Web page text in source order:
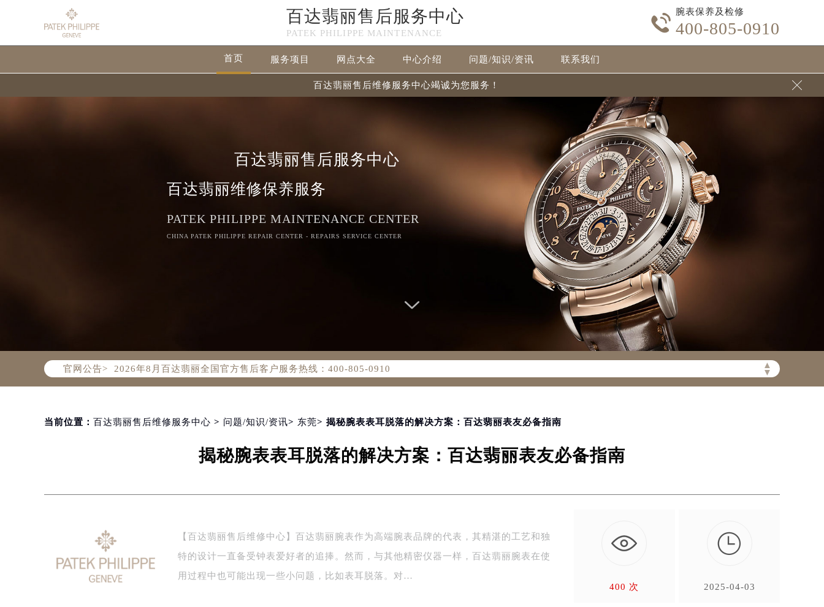
百达翡丽售后服务中心
PATEK PHILIPPE MAINTENANCE

腕表保养及检修
400-805-0910
首页 服务项目 网点大全 中心介绍 问题/知识/资讯 联系我们
百达翡丽售后维修服务中心竭诚为您服务！ 
百达翡丽售后服务中心
百达翡丽维修保养服务
PATEK PHILIPPE MAINTENANCE CENTER
CHINA PATEK PHILIPPE REPAIR CENTER - REPAIRS SERVICE CENTER
官网公告> ▲
▼
2026年8月百达翡丽全国官方售后客户服务热线：400-805-0910
百达翡丽官方全国统一服务热线400-805-0910，服务覆盖中国大陆、香港、澳门、台湾全部区域（非大陆需加拨“+86”）
2026年8月百达翡丽售后服务中心最新网点地址：
北京市东城区东长安街1号东方广场写字楼W3座6层602室（需提前预约）
上海市徐汇区虹桥路3号港汇中心写字楼2座37层3705室（需提前预约）
扬州市邗江区国展路29号星耀天地写字楼1号楼18层1803室（需提前预约）
盐城市盐都区世纪大道5号盐城金融城写字楼1号楼16层1604室（需提前预约）
泰州市海陵区永定东路399号置地商务中心东塔写字楼（华润万象城）17层1706室（需提前预约）
当前位置： 百达翡丽售后维修服务中心 > 问题/知识/资讯> 东莞> 揭秘腕表表耳脱落的解决方案：百达翡丽表友必备指南
揭秘腕表表耳脱落的解决方案：百达翡丽表友必备指南
【百达翡丽售后维修中心】百达翡丽腕表作为高端腕表品牌的代表，其精湛的工艺和独
特的设计一直备受钟表爱好者的追捧。然而，与其他精密仪器一样，百达翡丽腕表在使
用过程中也可能出现一些小问题，比如表耳脱落。对…
400 次

2025-04-03